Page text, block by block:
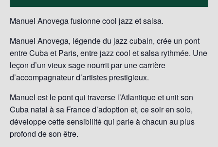
Manuel Anovega fusionne cool jazz et salsa.
Manuel Anovega, légende du jazz cubain, crée un pont
entre Cuba et Paris, entre jazz cool et salsa rythmée. Une
leçon d’un vieux sage nourrit par une carrière
d’accompagnateur d’artistes prestigieux.
Manuel est le pont qui traverse l’Atlantique et unit son
Cuba natal à sa France d’adoption et, ce soir en solo,
développe cette sensibilité qui parle à chacun au plus
profond de son être.